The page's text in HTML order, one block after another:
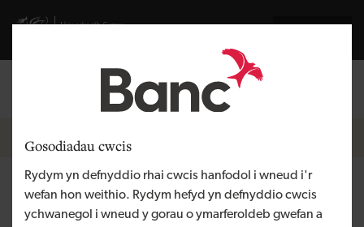
Gosodiadau cwcis
Rydym yn defnyddio rhai cwcis hanfodol i wneud i'r
wefan hon weithio. Rydym hefyd yn defnyddio cwcis
ychwanegol i wneud y gorau o ymarferoldeb gwefan a
Visit gov.wales website
Mewngofnodi
Breadcrumb
Pobl a thimau
Harry George